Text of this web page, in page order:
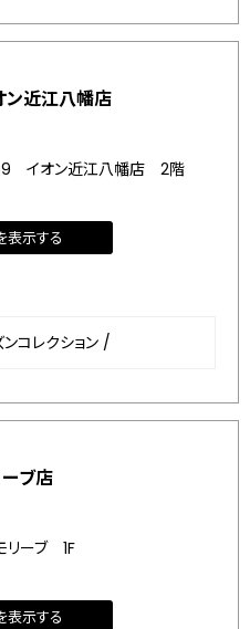
ン近江八幡店
9 イオン近江八幡店 2階
表示する
コレクション /
ブ店
リーブ 1F
表示する